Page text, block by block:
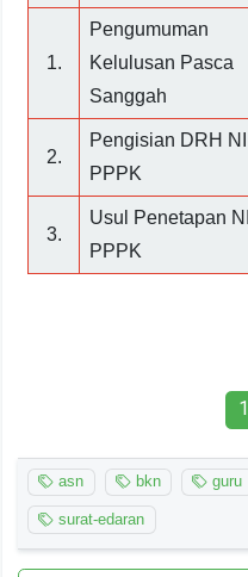
1.
Pengumuman
Kelulusan Pasca
Sanggah
2.
Pengisian DRH NI
PPPK
3.
Usul Penetapan NI
PPPK
1
asn bkn guru
surat-edaran